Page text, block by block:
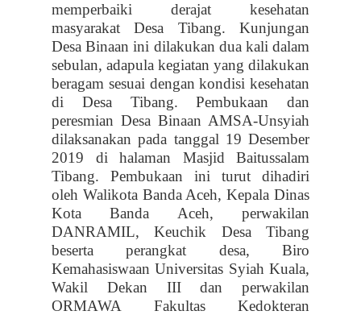
memperbaiki derajat kesehatan
masyarakat Desa Tibang. Kunjungan
Desa Binaan ini dilakukan dua kali dalam
sebulan, adapula kegiatan yang dilakukan
beragam sesuai dengan kondisi kesehatan
di Desa Tibang. Pembukaan dan
peresmian Desa Binaan AMSA-Unsyiah
dilaksanakan pada tanggal 19 Desember
2019 di halaman Masjid Baitussalam
Tibang. Pembukaan ini turut dihadiri
oleh Walikota Banda Aceh, Kepala Dinas
Kota Banda Aceh, perwakilan
DANRAMIL, Keuchik Desa Tibang
beserta perangkat desa, Biro
Kemahasiswaan Universitas Syiah Kuala,
Wakil Dekan III dan perwakilan
ORMAWA Fakultas Kedokteran